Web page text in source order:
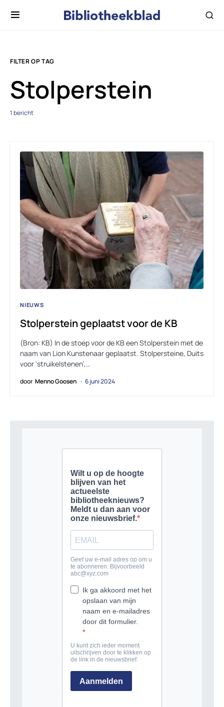
FILTER OP TAG
Stolperstein
1 bericht
NIEUWS
Stolperstein geplaatst voor de KB
(Bron: KB) In de stoep voor de KB een Stolperstein met de
naam van Lion Kunstenaar geplaatst. Stolpersteine, Duits
voor ‘struikelstenen’,…
door Menno Goosen 6 juni 2024